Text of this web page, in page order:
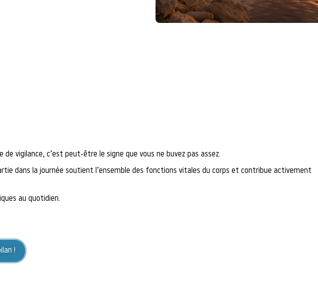
vigilance, c’est peut-être le signe que vous ne buvez pas assez.
dans la journée soutient l’ensemble des fonctions vitales du corps et contribue activement
au quotidien.
!